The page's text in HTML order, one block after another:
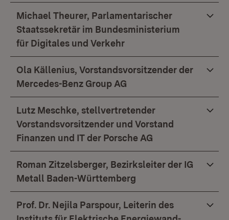
Michael Theurer, Parlamentarischer
Staatssekretär im Bundesministerium
für Digitales und Verkehr
Ola Källenius, Vorstandsvorsitzender der
Mercedes-Benz Group AG
Lutz Meschke, stellvertretender
Vorstandsvorsitzender und Vorstand
Finanzen und IT der Porsche AG
Roman Zitzelsberger, Bezirksleiter der IG
Metall Baden-Württemberg
Prof. Dr. Nejila Parspour, Leiterin des